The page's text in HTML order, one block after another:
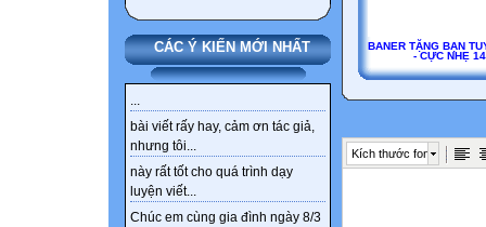
CÁC Ý KIẾN MỚI NHẤT
...
bài viết rấy hay, cảm ơn tác giả,
nhưng tôi...
này rất tốt cho quá trình dạy
luyện viết...
Chúc em cùng gia đình ngày 8/3
BANER TẶNG BẠN
- CỰC NHẸ 14
Kích thước font